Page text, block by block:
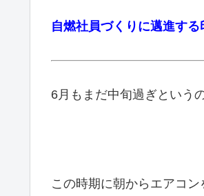
自燃社員づくりに邁進す
6月もまだ中旬過ぎという
この時期に朝からエアコ